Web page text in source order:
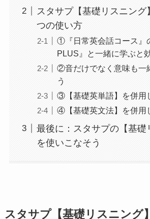
スタサプ【基礎リスニング
つの使い方
①『日常英会話コース』
PLUS』と一緒に学ぶと
②音だけでなく意味も一
う
③【基礎英単語】を併用
④【基礎英文法】を併用
最後に：スタサプの【基礎
を使いこなそう
スタサプ【基礎リスニング